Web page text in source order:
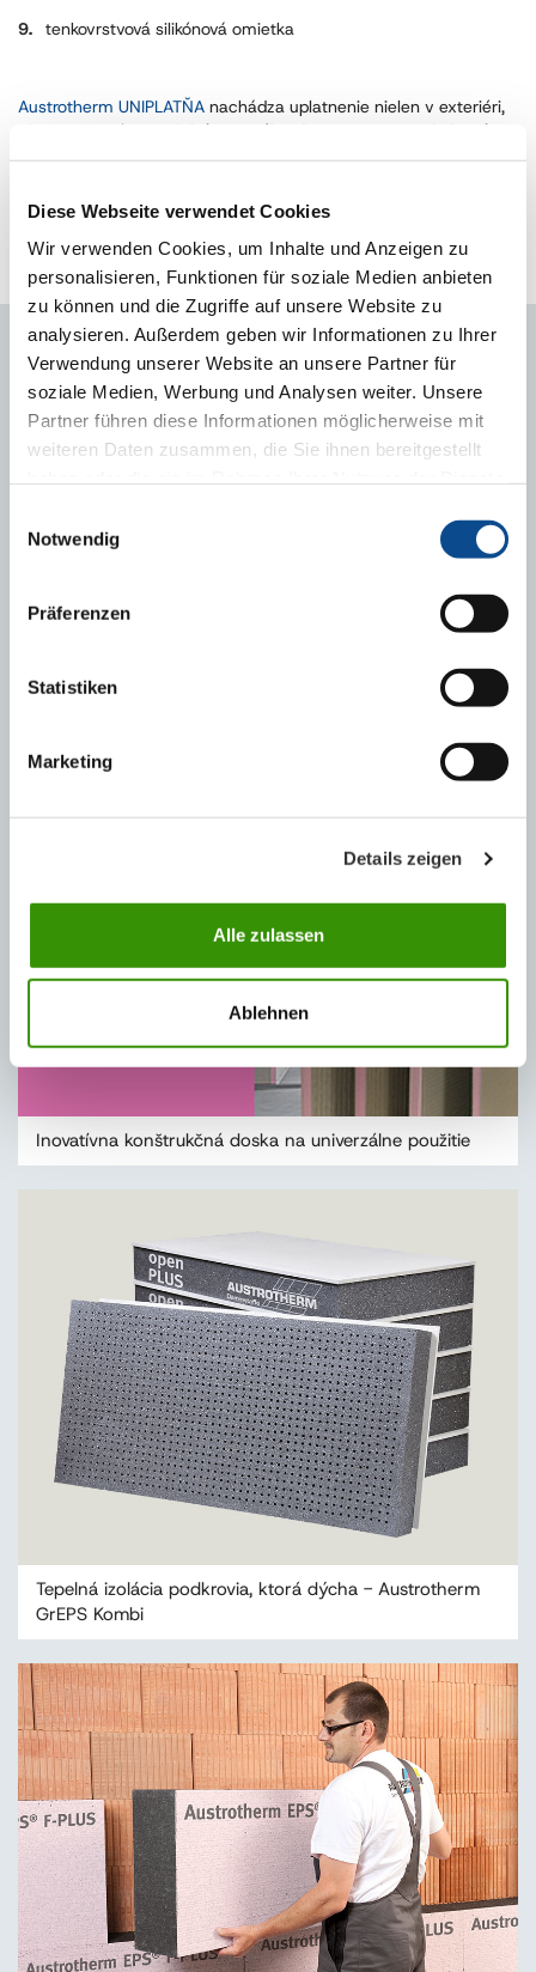
Diese Webseite verwendet Cookies
Wir verwenden Cookies, um Inhalte und Anzeigen zu
personalisieren, Funktionen für soziale Medien anbieten
zu können und die Zugriffe auf unsere Website zu
analysieren. Außerdem geben wir Informationen zu Ihrer
Verwendung unserer Website an unsere Partner für
soziale Medien, Werbung und Analysen weiter. Unsere
Partner führen diese Informationen möglicherweise mit
weiteren Daten zusammen, die Sie ihnen bereitgestellt
Notwendig
Präferenzen
Statistiken
Marketing
Details zeigen
Alle zulassen
Ablehnen
tenkovrstvová silikónová omietka
Austrotherm UNIPLATŇA nachádza uplatnenie nielen v exteriéri,
ale aj v interiéri.
Je efektívnou náhradou muriva, či sadrokartónu.
Osvedčí sa napríklad pri vytváraní vnútorných deliacich
vysokému zaťaženiu z nej možno vytvoriť podkladovú vrstvu pre
podlahy alebo schody, ale aj vyrovnať podklad pre lepenie
SÚKROMNÁ OSOBA
Inovatívna konštrukčná doska na univerzálne použitie
Tepelná izolácia podkrovia, ktorá dýcha - Austrotherm
GrEPS Kombi